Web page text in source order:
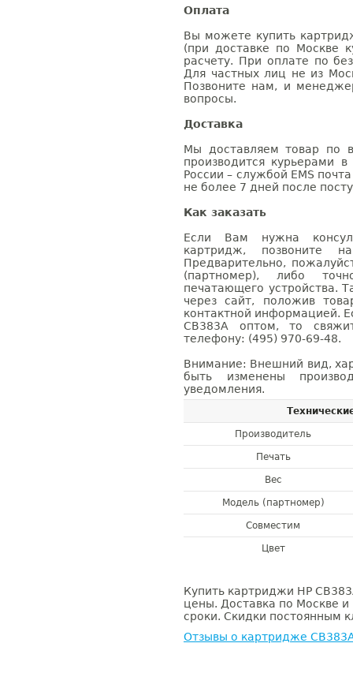
Оплата
Вы можете купить
(при доставке по Москве
расчету. При оплате по
Для частных лиц не из
Позвоните нам, и
вопросы.
Доставка
Мы доставляем товар по
производится курьерами
России – службой EMS
не более 7 дней после
Как заказать
Если Вам нужна
картридж, позвоните
Предварительно,
(партномер), либо
печатающего устройства.
через сайт, положив
контактной информацией.
CB383A оптом, то
телефону: (495) 970-69-48.
Внимание: Внешний вид,
быть изменены
уведомления.
Производитель
Печать
Вес
Модель (партномер)
Совместим
Цвет
Купить картриджи HP
цены. Доставка по Москве и
сроки. Скидки постоянным
Отзывы о картридже